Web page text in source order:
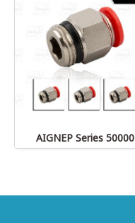
AIGNEP Series 50000